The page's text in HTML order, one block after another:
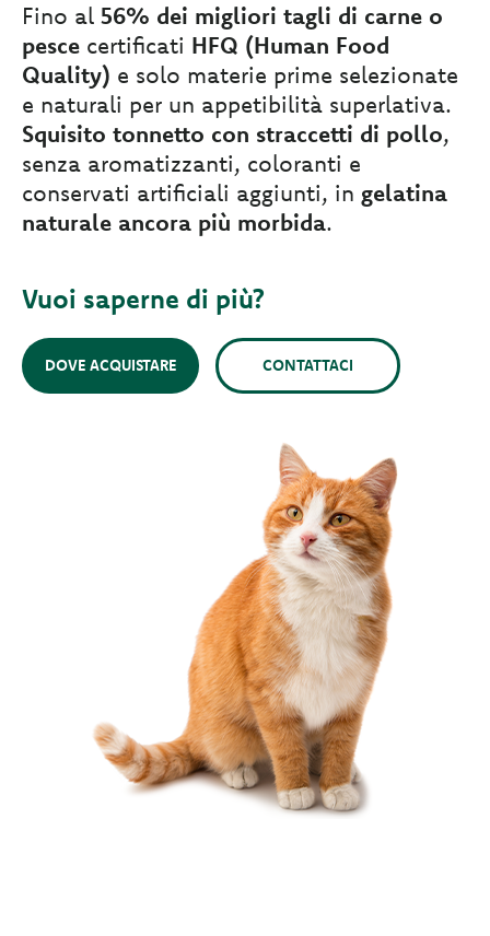
Fino al 56% dei migliori tagli di carne o
pesce certificati HFQ (Human Food
Quality) e solo materie prime selezionate
e naturali per un appetibilità superlativa.
Squisito tonnetto con straccetti di pollo,
senza aromatizzanti, coloranti e
conservati artificiali aggiunti, in gelatina
naturale ancora più morbida.
Vuoi saperne di più?
DOVE ACQUISTARE CONTATTACI